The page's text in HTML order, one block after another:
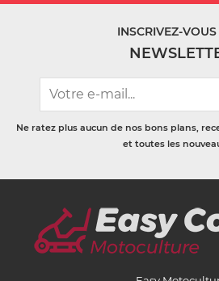
INSCRIVEZ-
Ne ratez plus aucun de nos bons plans,
et toutes les